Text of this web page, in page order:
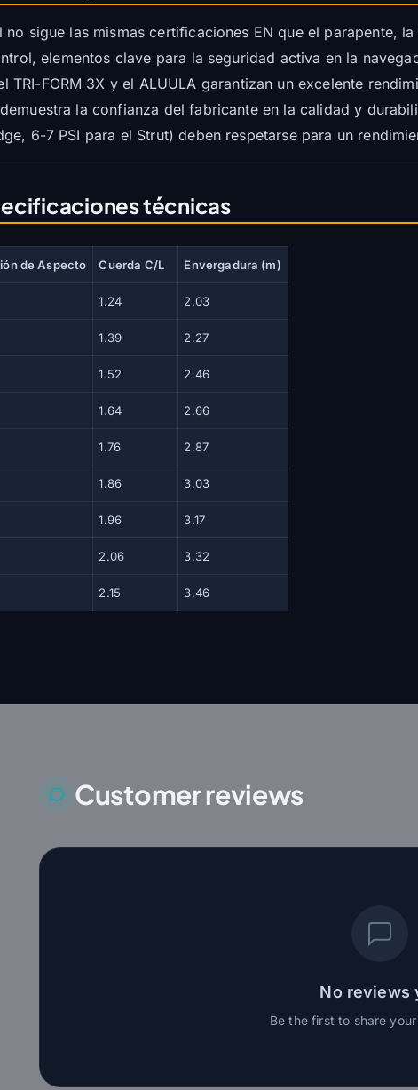
sigue las mismas certificaciones EN que el parapente,
elementos clave para la seguridad activa en la
TRI-FORM 3X y el ALUULA garantizan un excelente
la confianza del fabricante en la calidad y
6-7 PSI para el Strut) deben respetarse para un
técnicas
de Aspecto Cuerda C/L Envergadura (m)
1.24 2.03
1.39 2.27
1.52 2.46
1.64 2.66
1.76 2.87
1.86 3.03
1.96 3.17
2.06 3.32
2.15 3.46
Customer reviews
No reviews
Be the first to share